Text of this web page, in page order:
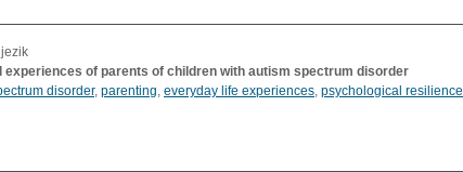
experiences of parents of children with autism spectrum disorder
disorder, parenting, everyday life experiences, psychological resilience